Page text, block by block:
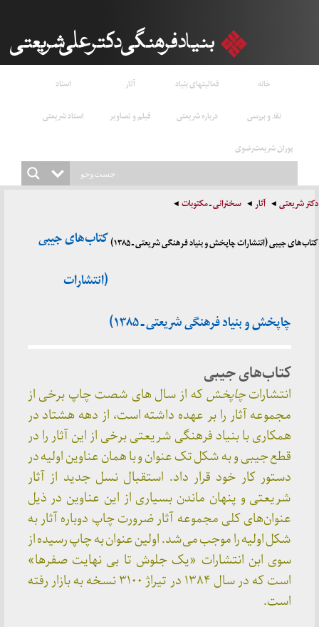
فعالیتهای بنیاد
درباره شریعتی فیلم و تصاویر
استاد شریعتی
شریعت‌رضوی
آثار سخنرانی ـ مکتوبات
(انتشارات چاپخش و بنیاد فرهنگی شریعتی ـ ۱۳۸۵)
کتاب‌های جیبی
(انتشارات
و بنیاد فرهنگی شریعتی ـ ۱۳۸۵)
جیبی
چاپخشکه از سال های شصت چاپ برخی از
آثار را بر عهده داشته است، از دهه هشتاد در
با بنیاد فرهنگی شریعتی برخی از این آثار را در
جیبی و به شکل تک عنوان و با همان عناوین اولیه در
کار خود قرار داد. استقبال نسل جدید از آثار
و پنهان ماندن بسیاری از این عناوین در ذیل
کلی مجموعه آثار ضرورت چاپ دوباره آثار به
اولیه را موجب می‌شد. اولین عنوان به چاپ رسیده از
ابن انتشارات «یک جلوش تا بی نهایت صفرها»
است که در سال ۱۳۸۴ در تیراژ ۳۱۰۰ نسخه به بازار رفته